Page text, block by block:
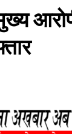
मुख्य